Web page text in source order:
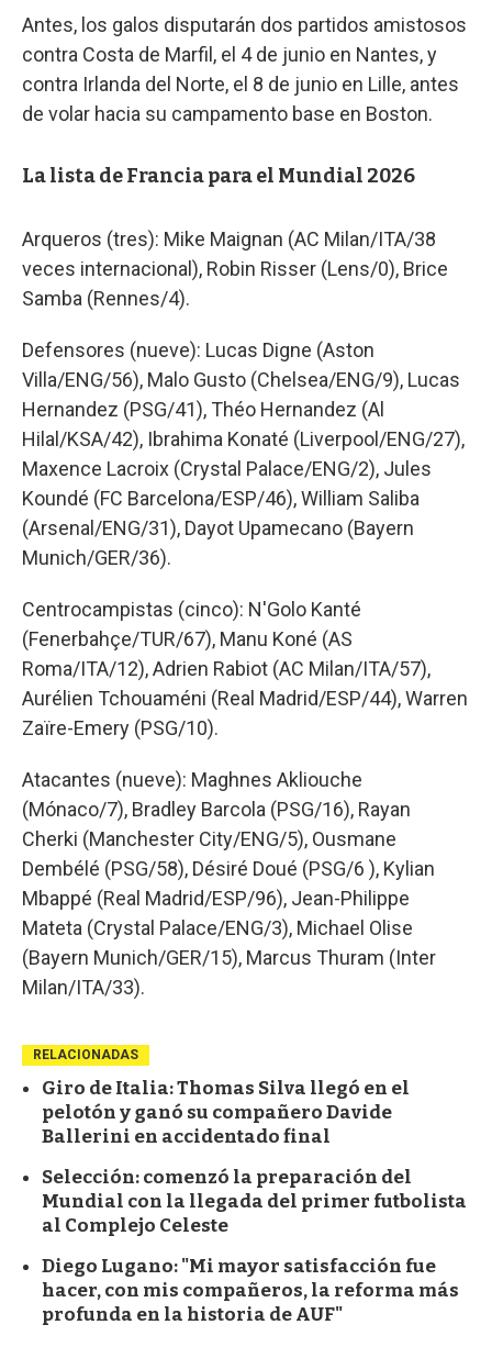
Antes, los galos disputarán dos partidos amistosos
contra Costa de Marfil, el 4 de junio en Nantes, y
contra Irlanda del Norte, el 8 de junio en Lille, antes
de volar hacia su campamento base en Boston.
La lista de Francia para el Mundial 2026
Arqueros (tres): Mike Maignan (AC Milan/ITA/38
veces internacional), Robin Risser (Lens/0), Brice
Samba (Rennes/4).
Defensores (nueve): Lucas Digne (Aston
Villa/ENG/56), Malo Gusto (Chelsea/ENG/9), Lucas
Hernandez (PSG/41), Théo Hernandez (Al
Hilal/KSA/42), Ibrahima Konaté (Liverpool/ENG/27),
Maxence Lacroix (Crystal Palace/ENG/2), Jules
Koundé (FC Barcelona/ESP/46), William Saliba
(Arsenal/ENG/31), Dayot Upamecano (Bayern
Munich/GER/36).
Centrocampistas (cinco): N'Golo Kanté
(Fenerbahçe/TUR/67), Manu Koné (AS
Roma/ITA/12), Adrien Rabiot (AC Milan/ITA/57),
Aurélien Tchouaméni (Real Madrid/ESP/44), Warren
Zaïre-Emery (PSG/10).
Atacantes (nueve): Maghnes Akliouche
(Mónaco/7), Bradley Barcola (PSG/16), Rayan
Cherki (Manchester City/ENG/5), Ousmane
Dembélé (PSG/58), Désiré Doué (PSG/6 ), Kylian
Mbappé (Real Madrid/ESP/96), Jean-Philippe
Mateta (Crystal Palace/ENG/3), Michael Olise
(Bayern Munich/GER/15), Marcus Thuram (Inter
Milan/ITA/33).
RELACIONADAS
Giro de Italia: Thomas Silva llegó en el
pelotón y ganó su compañero Davide
Ballerini en accidentado final
Selección: comenzó la preparación del
Mundial con la llegada del primer futbolista
al Complejo Celeste
Diego Lugano: "Mi mayor satisfacción fue
hacer, con mis compañeros, la reforma más
profunda en la historia de AUF"